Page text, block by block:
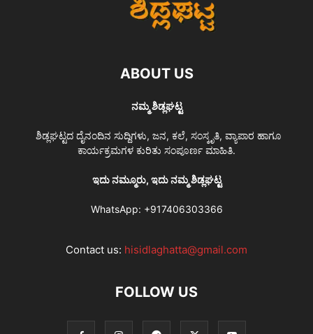
ABOUT US
ನಮ್ಮ ಶಿಡ್ಲಘಟ್ಟ
ಶಿಡ್ಲಘಟ್ಟದ ದೈನಂದಿನ ಸುದ್ದಿಗಳು, ಜನ, ಕಲೆ, ಸಂಸ್ಕೃತಿ, ವ್ಯಾಪಾರ ಹಾಗೂ
ಕಾರ್ಯಕ್ರಮಗಳ ಕುರಿತು ಸಂಪೂರ್ಣ ಮಾಹಿತಿ.
ಇದು ನಮ್ಮೂರು, ಇದು ನಮ್ಮ ಶಿಡ್ಲಘಟ್ಟ
WhatsApp: +917406303366
Contact us: hisidlaghatta@gmail.com
FOLLOW US